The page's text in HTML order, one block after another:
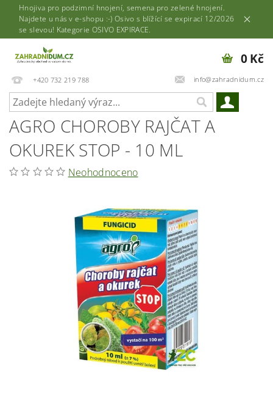
Hnojiva pro podzimní hnojení, semena pro zelené hnojení.
Najdete u nás v e-shopu :-) Osivo s blížící se expirací 12/2026
se slevou! Kategorie OSIVO EXPIRACE.
+420 732 219 788 info@zahradnidum.cz
0 Kč
AGRO CHOROBY RAJČAT A
OKUREK STOP - 10 ML
Neohodnoceno